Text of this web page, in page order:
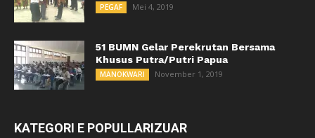
PEGAF Mei 4, 2019
51 BUMN Gelar Perekrutan Bersama
Khusus Putra/Putri Papua
MANOKWARI November 1, 2019
KATEGORI E POPULLARIZUAR